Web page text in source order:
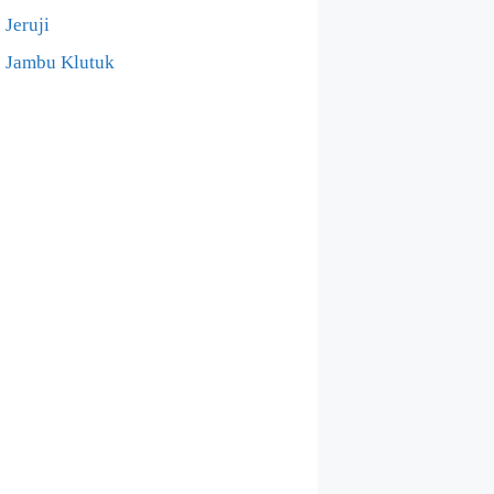
Jeruji
Jambu Klutuk